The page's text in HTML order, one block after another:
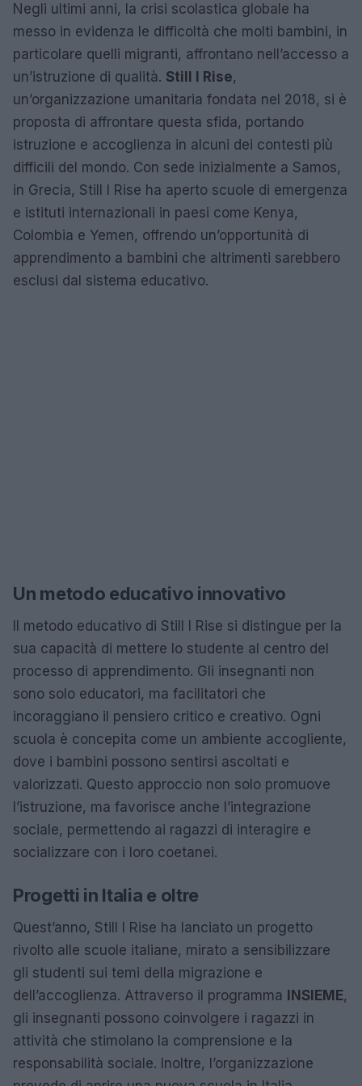
Negli ultimi anni, la crisi scolastica globale ha
messo in evidenza le difficoltà che molti bambini, in
particolare quelli migranti, affrontano nell’accesso a
un’istruzione di qualità. Still I Rise,
un’organizzazione umanitaria fondata nel 2018, si è
proposta di affrontare questa sfida, portando
istruzione e accoglienza in alcuni dei contesti più
difficili del mondo. Con sede inizialmente a Samos,
in Grecia, Still I Rise ha aperto scuole di emergenza
e istituti internazionali in paesi come Kenya,
Colombia e Yemen, offrendo un’opportunità di
apprendimento a bambini che altrimenti sarebbero
esclusi dal sistema educativo.
Un metodo educativo innovativo
Il metodo educativo di Still I Rise si distingue per la
sua capacità di mettere lo studente al centro del
processo di apprendimento. Gli insegnanti non
sono solo educatori, ma facilitatori che
incoraggiano il pensiero critico e creativo. Ogni
scuola è concepita come un ambiente accogliente,
dove i bambini possono sentirsi ascoltati e
valorizzati. Questo approccio non solo promuove
l’istruzione, ma favorisce anche l’integrazione
sociale, permettendo ai ragazzi di interagire e
socializzare con i loro coetanei.
Progetti in Italia e oltre
Quest’anno, Still I Rise ha lanciato un progetto
rivolto alle scuole italiane, mirato a sensibilizzare
gli studenti sui temi della migrazione e
dell’accoglienza. Attraverso il programma
INSIEME,
gli insegnanti possono coinvolgere i ragazzi in
attività che stimolano la comprensione e la
responsabilità sociale. Inoltre, l’organizzazione